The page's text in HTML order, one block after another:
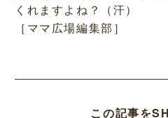
くれますよね？（汗）
［ママ広場編集部］
この記事を